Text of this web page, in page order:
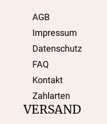
AGB
Impressum
Datenschutz
FAQ
Kontakt
Zahlarten
VERSAND